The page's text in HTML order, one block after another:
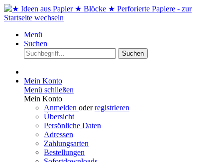
Menü
Suchen
Suchen
Mein Konto
Menü schließen
Mein Konto
Anmelden oderregistrieren
Übersicht
Persönliche Daten
Adressen
Zahlungsarten
Bestellungen